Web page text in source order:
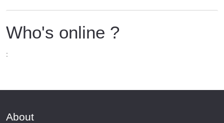
Who's online ?
:
About